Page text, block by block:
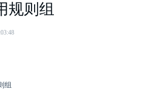
规则组
组